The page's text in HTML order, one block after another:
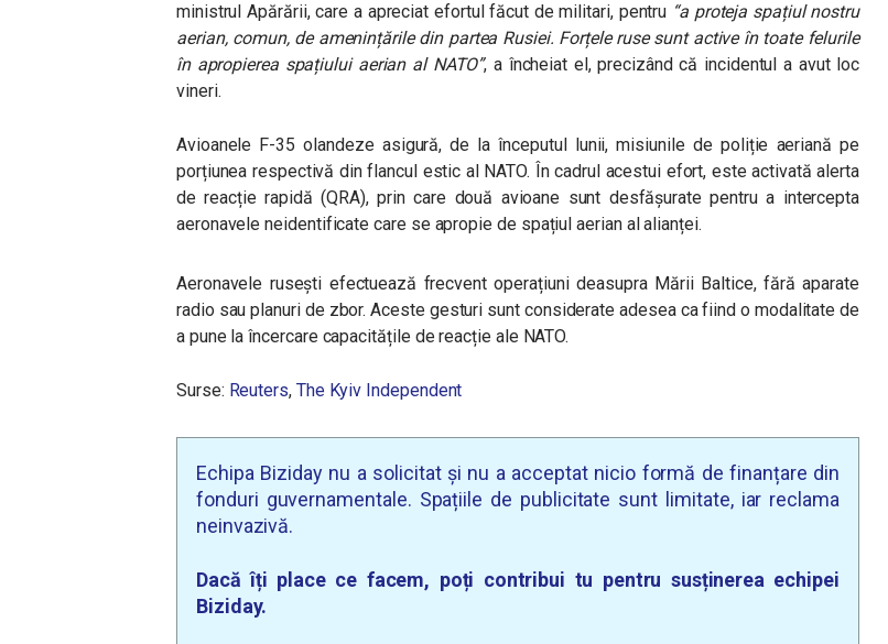
ministrul Apărării, care a apreciat efortul făcut de militari, pentru “a proteja spațiul nostru
aerian, comun, de amenințările din partea Rusiei. Forțele ruse sunt active în toate felurile
în apropierea spațiului aerian al NATO”, a încheiat el, precizând că incidentul a avut loc
vineri.
Avioanele F-35 olandeze asigură, de la începutul lunii, misiunile de poliție aeriană pe
porțiunea respectivă din flancul estic al NATO. În cadrul acestui efort, este activată alerta
de reacție rapidă (QRA), prin care două avioane sunt desfășurate pentru a intercepta
aeronavele neidentificate care se apropie de spațiul aerian al alianței.
Aeronavele rusești efectuează frecvent operațiuni deasupra Mării Baltice, fără aparate
radio sau planuri de zbor. Aceste gesturi sunt considerate adesea ca fiind o modalitate de
a pune la încercare capacitățile de reacție ale NATO.
Surse: Reuters, The Kyiv Independent
Echipa Biziday nu a solicitat și nu a acceptat nicio formă de finanțare din
fonduri guvernamentale. Spațiile de publicitate sunt limitate, iar reclama
neinvazivă.
Dacă îți place ce facem, poți contribui tu pentru susținerea echipei
Biziday.